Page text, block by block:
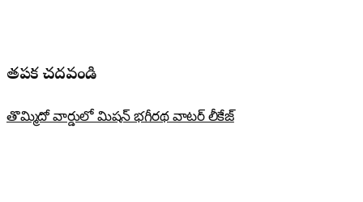
తప్పక చదవండి
తొమ్మిదో వార్డులో మిషన్ భగీరథ వాటర్ లీకేజ్